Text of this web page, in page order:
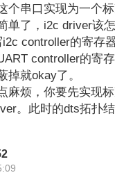
个串口实现为一个
单了，i2c driver该
controller的寄存
controller的寄
掉就okay了。
麻烦，你要先实现
。此时的dts拓扑